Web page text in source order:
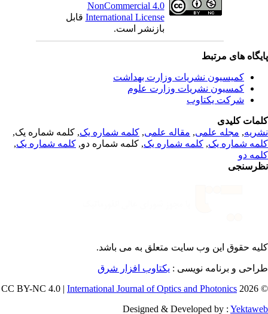
NonCommercial 4.0
International Licenseقابل
بازنشر است.
های مرتبط
کمیسیون نشریات وزارت بهداشت
کمسیون نشریات وزارت علوم
شرکت یکتاوب
کلیدی
,مجله علمی, مقاله علمی, کلمه شماره یک, کلمه شماره یک,
شماره یک,کلمه شماره یک, کلمه شماره دو,کلمه شماره یک,
دو
حقوق این وب سایت متعلق بهمی باشد.
و برنامه نویسی : یکتاوب افزار شرق
©
International Journal of Optics and Photonics
Designed & Developed by :